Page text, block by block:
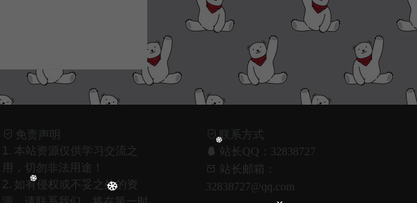
免责声明
1. 本站资源仅供学习交流之
用，切勿非法用途！
2. 如有侵权或不妥之处的资
联系方式
站长QQ：32838727
站长邮箱：
32838727@qq.com